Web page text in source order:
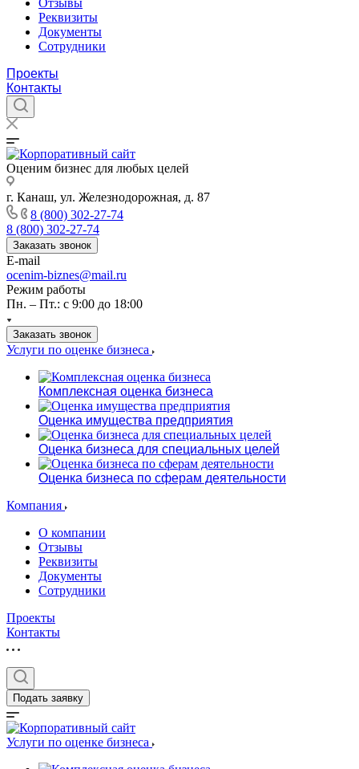
Отзывы
Реквизиты
Документы
Сотрудники
Проекты
Контакты
Оценим бизнес для любых целей
г. Канаш, ул. Железнодорожная, д. 87
8 (800) 302-27-74
8 (800) 302-27-74
Заказать звонок
E-mail
ocenim-biznes@mail.ru
Режим работы
Пн. – Пт.: с 9:00 до 18:00
Заказать звонок
Услуги по оценке бизнеса
Комплексная оценка бизнеса
Оценка имущества предприятия
Оценка бизнеса для специальных целей
Оценка бизнеса по сферам деятельности
Компания
О компании
Отзывы
Реквизиты
Документы
Сотрудники
Проекты
Контакты
Подать заявку
Услуги по оценке бизнеса